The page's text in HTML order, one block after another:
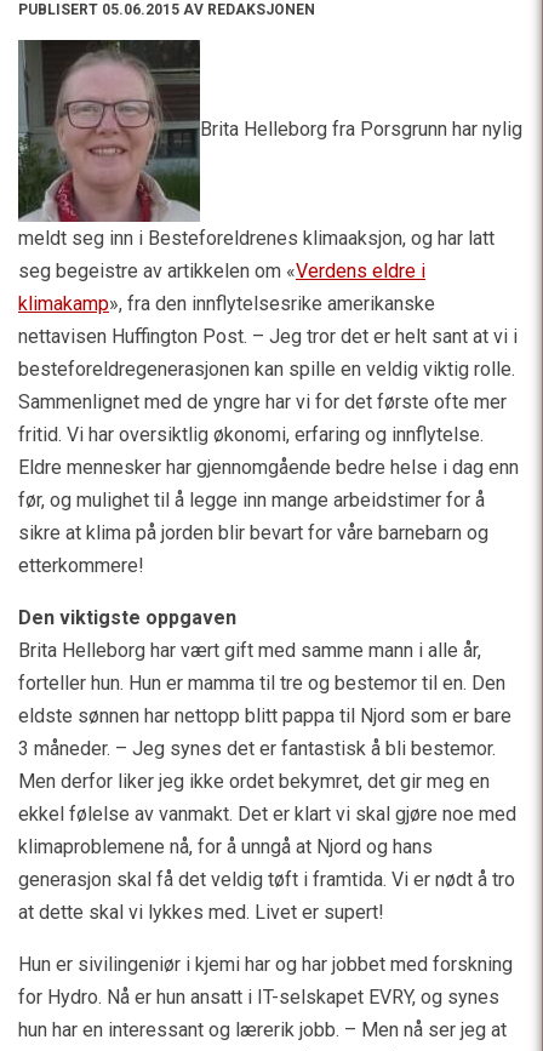
PUBLISERT 05.06.2015 AV REDAKSJONEN
Brita Helleborg fra Porsgrunn har nylig
meldt seg inn i Besteforeldrenes klimaaksjon, og har latt
seg begeistre av artikkelen om «Verdens eldre i
klimakamp», fra den innflytelsesrike amerikanske
nettavisen Huffington Post. – Jeg tror det er helt sant at vi i
besteforeldregenerasjonen kan spille en veldig viktig rolle.
Sammenlignet med de yngre har vi for det første ofte mer
fritid. Vi har oversiktlig økonomi, erfaring og innflytelse.
Eldre mennesker har gjennomgående bedre helse i dag enn
før, og mulighet til å legge inn mange arbeidstimer for å
sikre at klima på jorden blir bevart for våre barnebarn og
etterkommere!
Den viktigste oppgaven
Brita Helleborg har vært gift med samme mann i alle år,
forteller hun. Hun er mamma til tre og bestemor til en. Den
eldste sønnen har nettopp blitt pappa til Njord som er bare
3 måneder. – Jeg synes det er fantastisk å bli bestemor.
Men derfor liker jeg ikke ordet bekymret, det gir meg en
ekkel følelse av vanmakt. Det er klart vi skal gjøre noe med
klimaproblemene nå, for å unngå at Njord og hans
generasjon skal få det veldig tøft i framtida. Vi er nødt å tro
at dette skal vi lykkes med. Livet er supert!
Hun er sivilingeniør i kjemi har og har jobbet med forskning
for Hydro. Nå er hun ansatt i IT-selskapet EVRY, og synes
hun har en interessant og lærerik jobb. – Men nå ser jeg at